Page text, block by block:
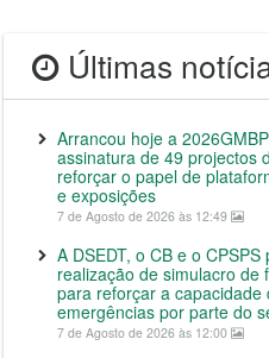
Últimas
Arrancou hoje a
assinatura de 49 projectos
reforçar o papel de
e exposições
7 de Agosto de 2026 às 12:49
A DSEDT, o CB e o
realização de simulacro de
para reforçar a capacidade
emergências por parte do
7 de Agosto de 2026 às 12:00